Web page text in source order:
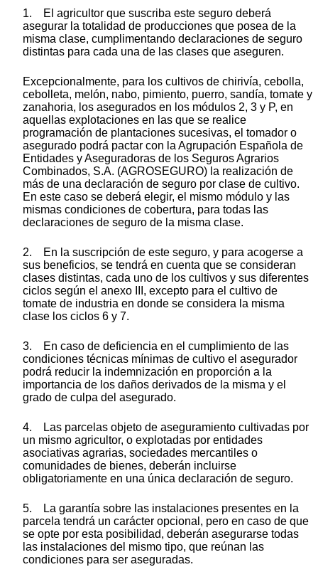
1. El agricultor que suscriba este seguro deberá
asegurar la totalidad de producciones que posea de la
misma clase, cumplimentando declaraciones de seguro
distintas para cada una de las clases que aseguren.
Excepcionalmente, para los cultivos de chirivía, cebolla,
cebolleta, melón, nabo, pimiento, puerro, sandía, tomate y
zanahoria, los asegurados en los módulos 2, 3 y P, en
aquellas explotaciones en las que se realice
programación de plantaciones sucesivas, el tomador o
asegurado podrá pactar con la Agrupación Española de
Entidades y Aseguradoras de los Seguros Agrarios
Combinados, S.A. (AGROSEGURO) la realización de
más de una declaración de seguro por clase de cultivo.
En este caso se deberá elegir, el mismo módulo y las
mismas condiciones de cobertura, para todas las
declaraciones de seguro de la misma clase.
2. En la suscripción de este seguro, y para acogerse a
sus beneficios, se tendrá en cuenta que se consideran
clases distintas, cada uno de los cultivos y sus diferentes
ciclos según el anexo III, excepto para el cultivo de
tomate de industria en donde se considera la misma
clase los ciclos 6 y 7.
3. En caso de deficiencia en el cumplimiento de las
condiciones técnicas mínimas de cultivo el asegurador
podrá reducir la indemnización en proporción a la
importancia de los daños derivados de la misma y el
grado de culpa del asegurado.
4. Las parcelas objeto de aseguramiento cultivadas por
un mismo agricultor, o explotadas por entidades
asociativas agrarias, sociedades mercantiles o
comunidades de bienes, deberán incluirse
obligatoriamente en una única declaración de seguro.
5. La garantía sobre las instalaciones presentes en la
parcela tendrá un carácter opcional, pero en caso de que
se opte por esta posibilidad, deberán asegurarse todas
las instalaciones del mismo tipo, que reúnan las
condiciones para ser aseguradas.